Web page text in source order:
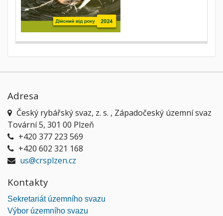
Adresa
Český rybářský svaz, z. s. , Západočeský územní svaz
Tovární 5, 301 00 Plzeň
+420 377 223 569
+420 602 321 168
us@crsplzen.cz
Kontakty
Sekretariát územního svazu
Výbor územního svazu